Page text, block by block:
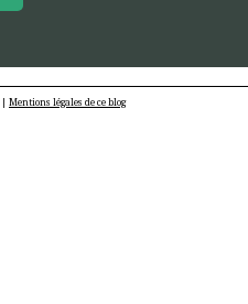
| Mentions légales de ce blog